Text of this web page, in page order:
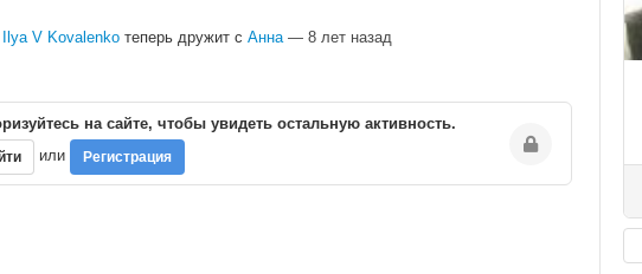
Ilya V Kovalenko теперь дружит с Анна — 8 лет назад
на сайте, чтобы увидеть остальную активность.
или Регистрация